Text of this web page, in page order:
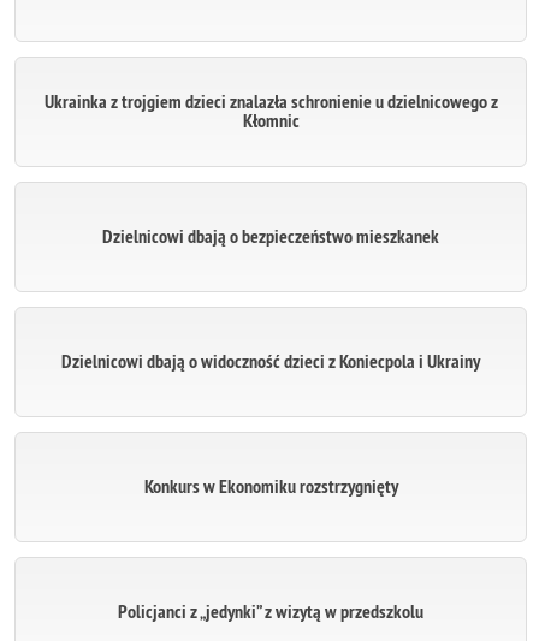
Ukrainka z trojgiem dzieci znalazła schronienie u dzielnicowego z
Kłomnic
Dzielnicowi dbają o bezpieczeństwo mieszkanek
Dzielnicowi dbają o widoczność dzieci z Koniecpola i Ukrainy
Konkurs w Ekonomiku rozstrzygnięty
Policjanci z „jedynki” z wizytą w przedszkolu